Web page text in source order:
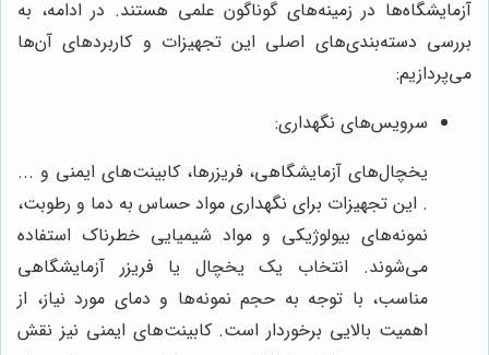
آزمایشگاه‌ها در زمینه‌های گوناگون علمی هستند. در ادامه، به
بررسی دسته‌بندی‌های اصلی این تجهیزات و کاربردهای آن‌ها
می‌پردازیم:
سرویس‌های نگهداری:
یخچال‌های آزمایشگاهی، فریزرها، کابینت‌های ایمنی و ...
. این تجهیزات برای نگهداری مواد حساس به دما و رطوبت،
نمونه‌های بیولوژیکی و مواد شیمیایی خطرناک استفاده
می‌شوند. انتخاب یک یخچال یا فریزر آزمایشگاهی
مناسب، با توجه به حجم نمونه‌ها و دمای مورد نیاز، از
اهمیت بالایی برخوردار است. کابینت‌های ایمنی نیز نقش